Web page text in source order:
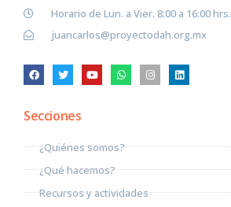
Horario de Lun. a Vier. 8:00 a 16:00 hrs.
juancarlos@proyectodah.org.mx
Secciones
¿Quiénes somos?
¿Qué hacemos?
Recursos y actividades